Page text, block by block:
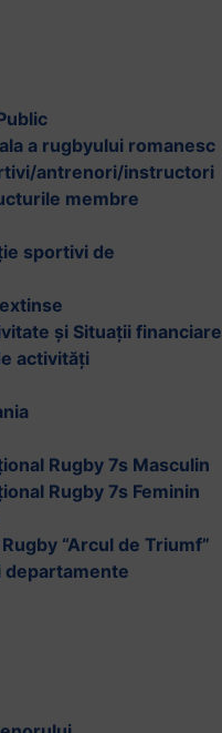
a rugbyului romanesc
antrenori/instructori
membre
sportivi de
și Situații financiare
activități
Rugby 7s Masculin
Rugby 7s Feminin
“Arcul de Triumf”
departamente